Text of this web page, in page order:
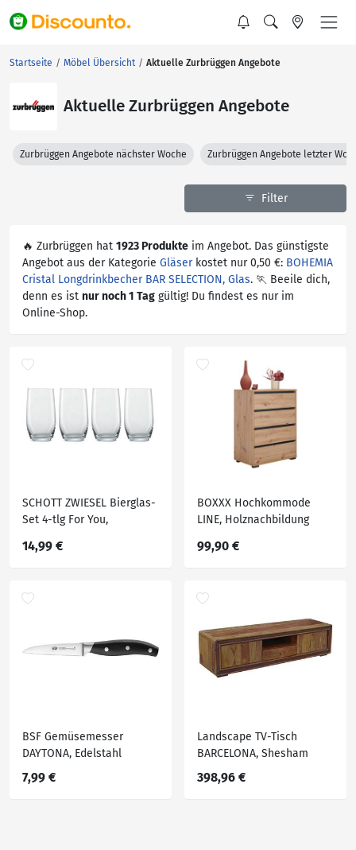
Startseite Möbel Übersicht Aktuelle Zurbrüggen Angebote
Aktuelle Zurbrüggen Angebote
Zurbrüggen Angebote nächster Woche Zurbrüggen Angebote letzter
Filter
🔥 Zurbrüggen hat 1923 Produkte im Angebot. Das günstigste
Angebot aus der Kategorie Gläserkostet nur 0,50 €: BOHEMIA
Cristal Longdrinkbecher BAR SELECTION, Glas. 🏃 Beeile dich,
denn es ist nur noch 1 Tag gültig! Du findest es nur im
Online-Shop.
SCHOTT ZWIESEL Bierglas-
Set 4-tlg For You,
14,99 €
BOXXX Hochkommode
LINE, Holznachbildung
99,90 €
BSF Gemüsemesser
DAYTONA, Edelstahl
7,99 €
Landscape TV-Tisch
BARCELONA, Shesham
398,96 €